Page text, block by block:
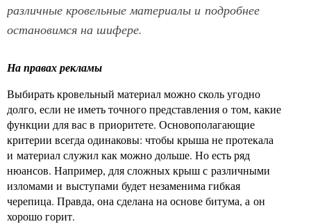
различные кровельные материалы и подробнее
остановимся на шифере.
На правах рекламы
Выбирать кровельный материал можно сколь угодно
долго, если не иметь точного представления о том, какие
функции для вас в приоритете. Основополагающие
критерии всегда одинаковы: чтобы крыша не протекала
и материал служил как можно дольше. Но есть ряд
нюансов. Например, для сложных крыш с различными
изломами и выступами будет незаменима гибкая
черепица. Правда, она сделана на основе битума, а он
хорошо горит.